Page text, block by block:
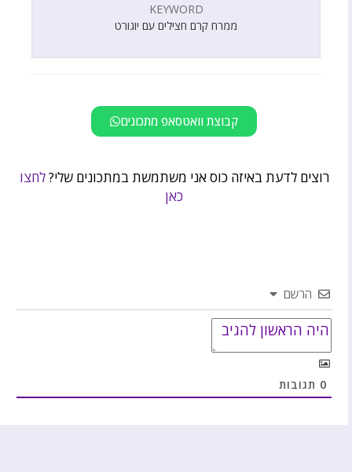
KEYWORD
ממרח קרם חצילים עם יוגורט
קבוצת וואטסאפ מתכונים
רוצים לדעת באיזה כוס אני משתמשת במתכונים שלי?לחצו
כאן
הרשם
0 תגובות